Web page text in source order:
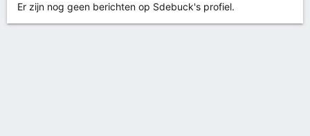
Er zijn nog geen berichten op Sdebuck's profiel.